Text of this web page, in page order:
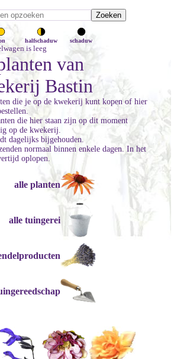
halfschaduw schaduw
is leeg
van
Bastin
die je op de kwekerij kunt kopen of hier
die hier staan zijn op dit moment
op de kwekerij.
dagelijks bijgehouden.
normaal binnen enkele dagen. In het
oplopen.
alle planten
alle tuingerei